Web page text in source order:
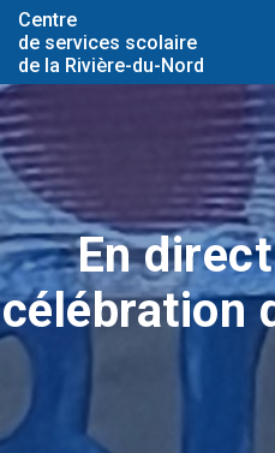
Centre
de services scolaire
de la Rivière-du-Nord
En
célébration